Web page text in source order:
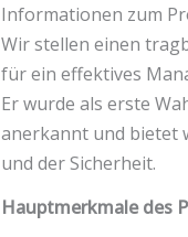
Informationen zum
Wir stellen einen
für ein effektives
Er wurde als erste
anerkannt und bietet
und der Sicherheit.
Hauptmerkmale des